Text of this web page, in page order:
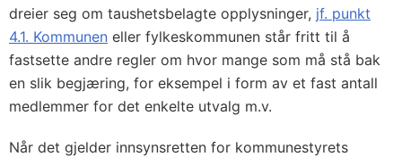
dreier seg om taushetsbelagte opplysninger, jf. punkt
4.1. Kommunen eller fylkes­kommunen står fritt til å
fastsette andre regler om hvor mange som må stå bak
en slik begjæring, for eksempel i form av et fast antall
med­lemmer for det enkelte utvalg m.v.
Når det gjelder innsynsretten for kommunestyrets